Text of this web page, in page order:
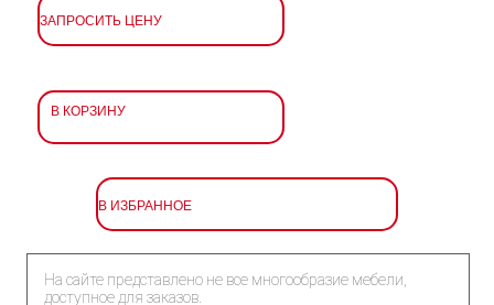
ЗАПРОСИТЬ ЦЕНУ
В КОРЗИНУ
В ИЗБРАННОЕ
На сайте представлено не все многообразие мебели,
доступное для заказов.